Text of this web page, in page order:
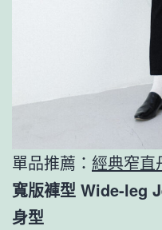
單品推薦： 經典窄直
寬版褲型 Wide-leg
身型